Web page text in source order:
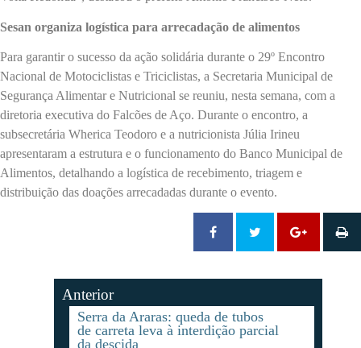
Sesan organiza logística para arrecadação de alimentos
Para garantir o sucesso da ação solidária durante o 29º Encontro
Nacional de Motociclistas e Triciclistas, a Secretaria Municipal de
Segurança Alimentar e Nutricional se reuniu, nesta semana, com a
diretoria executiva do Falcões de Aço. Durante o encontro, a
subsecretária Wherica Teodoro e a nutricionista Júlia Irineu
apresentaram a estrutura e o funcionamento do Banco Municipal de
Alimentos, detalhando a logística de recebimento, triagem e
distribuição das doações arrecadadas durante o evento.
Anterior
Serra da Araras: queda de tubos
de carreta leva à interdição parcial
da descida